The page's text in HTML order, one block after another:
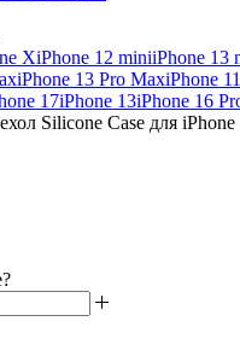
XiPhone 12 miniiPhone 13
iPhone 13 Pro MaxiPhone
17iPhone 13iPhone 16
Silicone Case для